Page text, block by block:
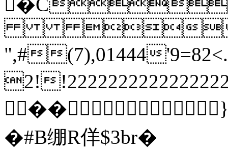

",#(7),01444
2!
�#B绷R佯$3br�